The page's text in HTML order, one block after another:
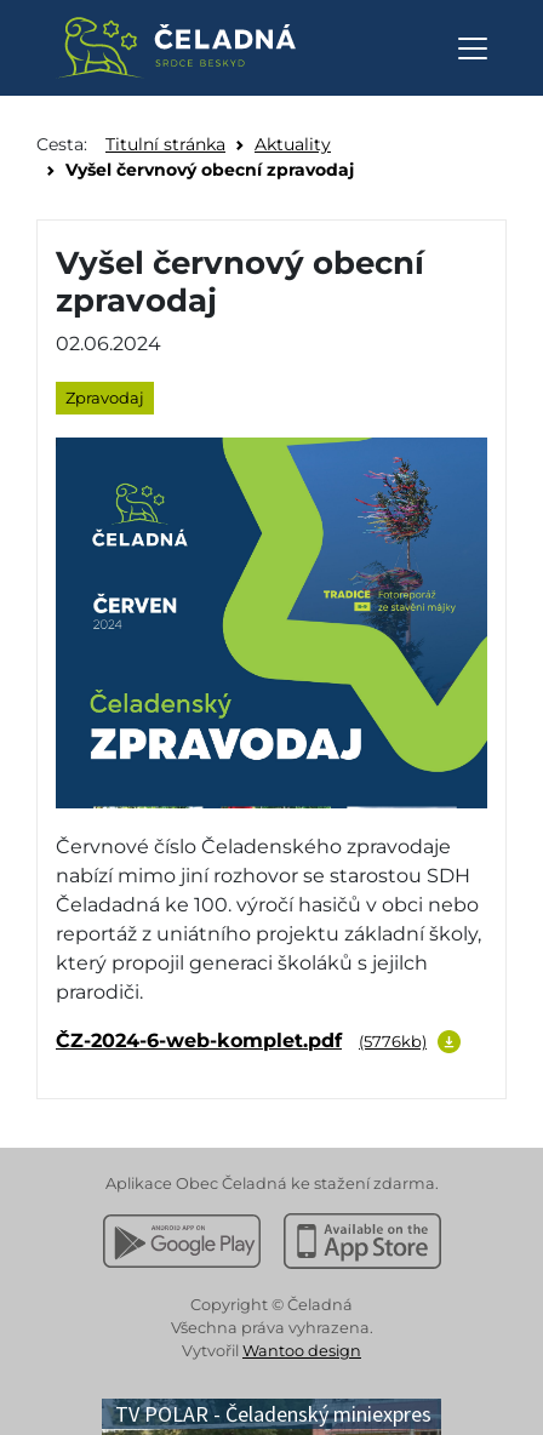
Cesta: Titulní stránka
Aktuality
Vyšel červnový obecní zpravodaj
Vyšel červnový obecní
zpravodaj
02.06.2024
Zpravodaj
Červnové číslo Čeladenského zpravodaje
nabízí mimo jiní rozhovor se starostou SDH
Čeladadná ke 100. výročí hasičů v obci nebo
reportáž z uniátního projektu základní školy,
který propojil generaci školáků s jejilch
prarodiči.
ČZ-2024-6-web-komplet.pdf (5776kb)
Aplikace Obec Čeladná ke stažení zdarma.
Stáhnout z Google PlayStáhnout z Apple App
Copyright © Čeladná
Všechna práva vyhrazena.
Vytvořil Wantoo design